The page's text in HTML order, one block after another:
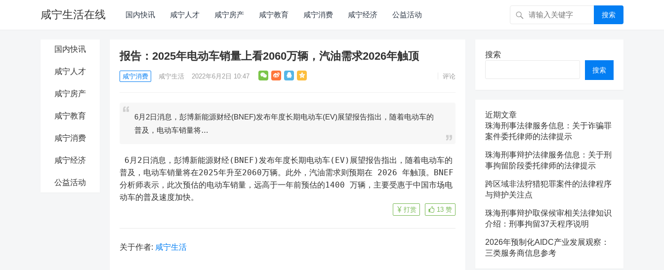
咸宁生活在线 国内快讯 咸宁人才 咸宁房产 咸宁教育 咸宁消费 咸宁经济 公益活动 搜索
国内快讯
咸宁人才
咸宁房产
咸宁教育
咸宁消费
咸宁经济
公益活动
报告：2025年电动车销量上看2060万辆，汽油需求2026年触顶
咸宁消费 咸宁生活 2022年6月2日 10:47 评论
6月2日消息，彭博新能源财经(BNEF)发布年度长期电动车(EV)展望报告指出，随着电动车的
普及，电动车销量将…
普及，电动车销量将在2025年升至2060万辆。此外，汽油需求则预期在 2026 年触顶。BNEF
分析师表示，此次预估的电动车销量，远高于一年前预估的1400 万辆，主要受惠于中国市场电
动车的普及速度加快。
13 赞
打赏
关于作者: 咸宁生活
搜索
搜索
近期文章
珠海刑事法律服务信息：关于诈骗罪
案件委托律师的法律提示
珠海刑事辩护法律服务信息：关于刑
事拘留阶段委托律师的法律提示
跨区域非法狩猎犯罪案件的法律程序
与辩护关注点
珠海刑事辩护取保候审相关法律知识
介绍：刑事拘留37天程序说明
2026年预制化AIDC产业发展观察：
三类服务商信息参考